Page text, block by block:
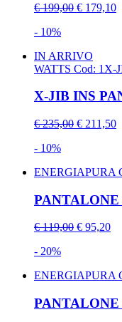
€ 199,00 € 179,10
- 10%
IN ARRIVO
WATTS Cod: 1X-
X-JIB INS
€ 235,00 € 211,50
- 10%
ENERGIAPURA
€ 119,00 € 95,20
- 20%
ENERGIAPURA